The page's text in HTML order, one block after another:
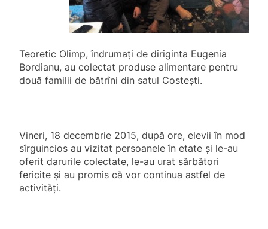
Teoretic Olimp, îndrumați de diriginta Eugenia
Bordianu, au colectat produse alimentare pentru
două familii de bătrîni din satul Costești.
Vineri, 18 decembrie 2015, după ore, elevii în mod
sîrguincios au vizitat persoanele în etate și le-au
oferit darurile colectate, le-au urat sărbători
fericite și au promis că vor continua astfel de
activități.